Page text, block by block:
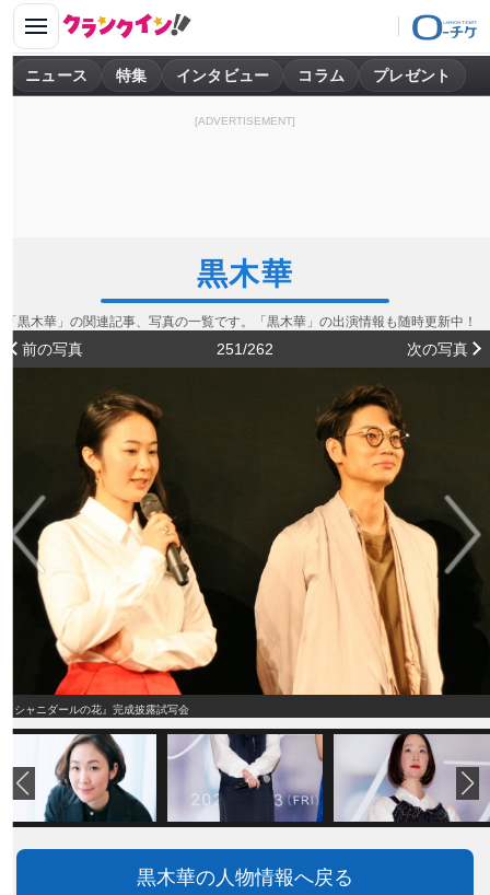
ニュース 特集 インタビュー コラム プレゼント
[ADVERTISEMENT]
黒木華
「黒木華」の関連記事、写真の一覧です。「黒木華」の出演情報も随時更新中！
前の写真 251/262 次の写真
『シャニダールの花』完成披露試写会
黒木華の人物情報へ戻る